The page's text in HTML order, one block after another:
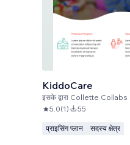
KiddoCare
इसके द्वारा Collette Collabs
5.0(1) 55
प्राइसिंग प्लान सदस्य क्षेत्र